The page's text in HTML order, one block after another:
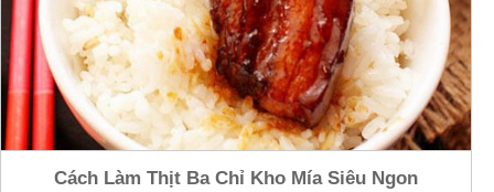
Cách Làm Thịt Ba Chỉ Kho Mía Siêu Ngon